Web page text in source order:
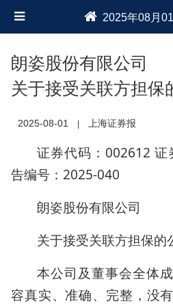
2025年08月
朗姿股份有限公司
关于接受关联方担保
2025-08-01 上海证券报
证券代码：002612
告编号：2025-040
朗姿股份有限公司
关于接受关联方担保的
本公司及董事会全体
容真实、准确、完整，没